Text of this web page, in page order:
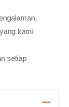
kami
setiap